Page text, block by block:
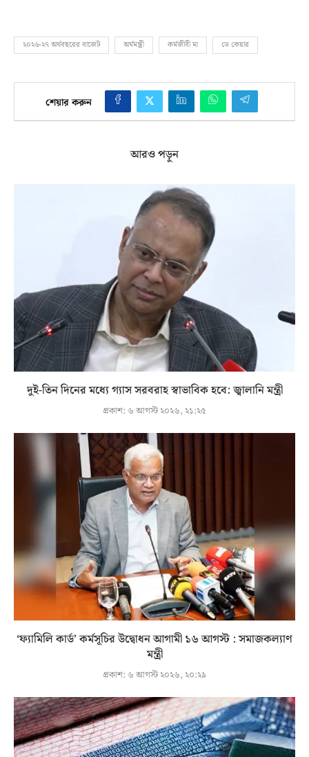
২০২৬-২৭ অর্থবছরের বাজেট অর্থমন্ত্রী কর্মজীবী মা ডে কেয়ার
শেয়ার করুন
আরও পড়ুন
দুই-তিন দিনের মধ্যে গ্যাস সরবরাহ স্বাভাবিক হবে: জ্বালানি মন্ত্রী
প্রকাশ: ৬ আগস্ট ২০২৬, ২১:২৫
‘ফ্যামিলি কার্ড’ কর্মসূচির উদ্বোধন আগামী ১৬ আগস্ট : সমাজকল্যাণ
মন্ত্রী
প্রকাশ: ৬ আগস্ট ২০২৬, ২০:২৯